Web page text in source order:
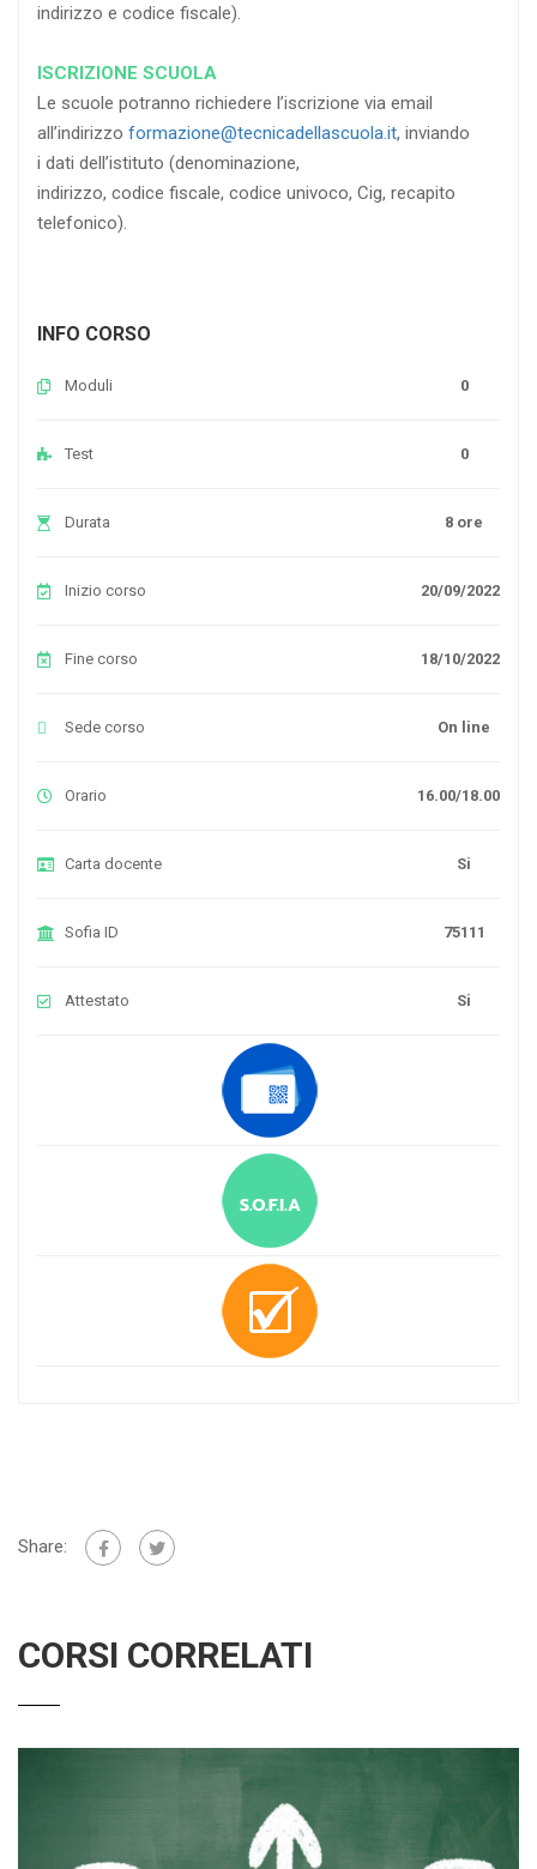
indirizzo e codice fiscale).
ISCRIZIONE SCUOLA
Le scuole potranno richiedere l’iscrizione via email
all’indirizzo formazione@tecnicadellascuola.it, inviando
i dati dell’istituto (denominazione,
indirizzo, codice fiscale, codice univoco, Cig, recapito
telefonico).
INFO CORSO
Moduli 0
Test 0
Durata 8 ore
Inizio corso 20/09/2022
Fine corso 18/10/2022
Sede corso On line
Orario 16.00/18.00
Carta docente Si
Sofia ID 75111
Attestato Si
Share:
CORSI CORRELATI